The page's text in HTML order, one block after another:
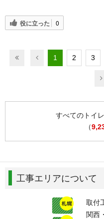
役に立った 0
1 2 3
すべてのトイ
（
工事エリアについて
取付
関西